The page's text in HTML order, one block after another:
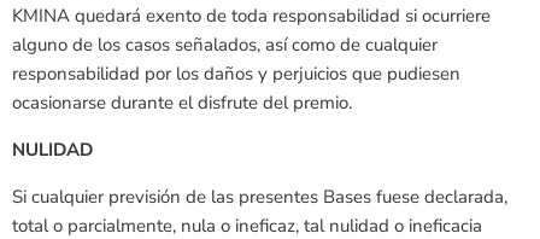
KMINA quedará exento de toda responsabilidad si ocurriere
alguno de los casos señalados, así como de cualquier
responsabilidad por los daños y perjuicios que pudiesen
ocasionarse durante el disfrute del premio.
NULIDAD
Si cualquier previsión de las presentes Bases fuese declarada,
total o parcialmente, nula o ineficaz, tal nulidad o ineficacia